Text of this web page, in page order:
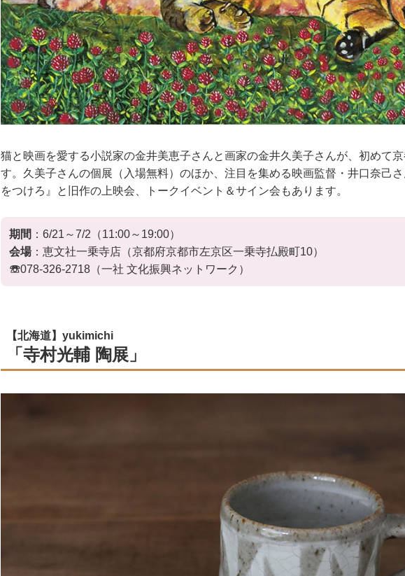
猫と映画を愛する小説家の金井美恵子さんと画家の金井久美子さんが、初めて
す。久美子さんの個展（入場無料）のほか、注目を集める映画監督・井口奈己
をつけろ』と旧作の上映会、トークイベント＆サイン会もあります。
期間 ：6/21～7/2（11:00～19:00）
会場：恵文社一乗寺店（京都府京都市左京区一乗寺払殿町10）
☏078-326-2718（一社 文化振興ネットワーク）
【北海道】yukimichi
「寺村光輔 陶展」